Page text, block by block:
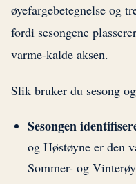
øyefargebetegnelse og
fordi sesongene
varme-kalde aksen.
Slik bruker du sesong
Sesongen
og Høstøyne er den
Sommer- og